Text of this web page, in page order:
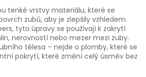
tenké vrstvy materiálu, které se
zubů, aby je zlepšily vzhledem.
, tyto úpravy se používají k zakrytí
nerovností nebo mezer mezi zuby.
tělesa – nejde o plomby, které se
pokrytí, které změní celý úsměv bez